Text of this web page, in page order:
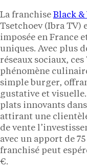
La franchise Black
Tsetchoev (Ibra TV)
imposée en France
uniques. Avec plus
réseaux sociaux,
phénomène
simple burger,
gustative et
plats innovants
attirant une
de vente
avec un apport de
franchisé peut
€.